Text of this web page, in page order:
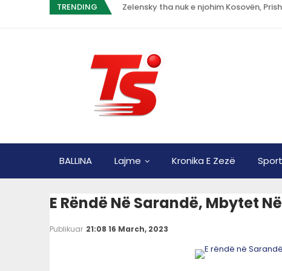
TRENDING
BALLINA Lajme Kronika E Zezë Sport
E Rëndë Në Sarandë, Mbytet
Publikuar 21:08 16 March, 2023